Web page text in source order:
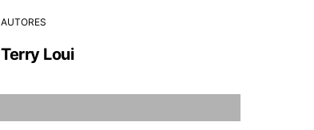
AUTORES
Terry Loui